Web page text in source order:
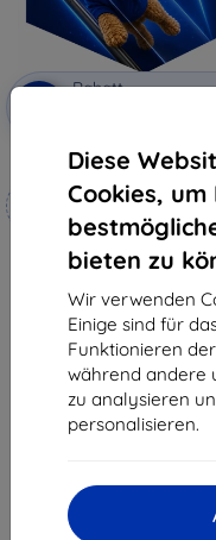
Diese
Cookies, um
bieten zu
Wir verwenden
Einige sind für
Funktionieren
während andere
zu analysieren
personalisieren.
Rabatt
3mk Hammer
Maßgeschneidert
hergestellt
19,90 €
17,91 €
Auf Lager 4 Stk.
vom ganzen5.